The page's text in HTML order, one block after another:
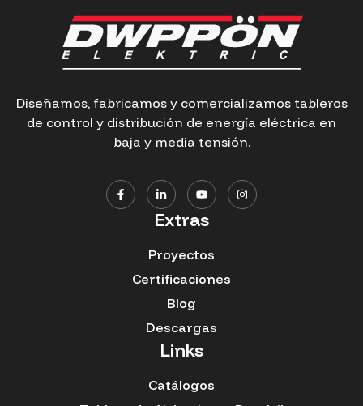
Diseñamos, fabricamos y comercializamos tableros
de control y distribución de energía eléctrica en
baja y media tensión.
Extras
Proyectos
Certificaciones
Blog
Descargas
Links
Catálogos